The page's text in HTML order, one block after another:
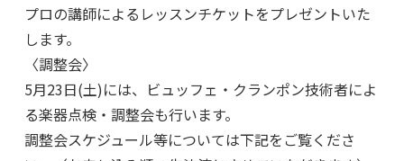
プロの講師によるレッスンチケットをプレゼントいた
します。
〈調整会〉
5月23日(土)には、ビュッフェ・クランポン技術者によ
る楽器点検・調整会も行います。
調整会スケジュール等については下記をご覧くださ